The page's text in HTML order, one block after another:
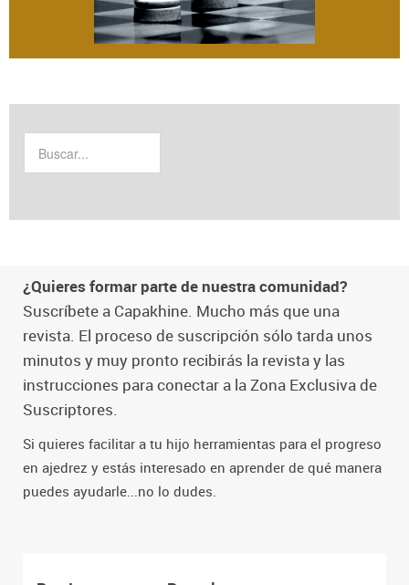
¿Quieres formar parte de nuestra comunidad?
Suscríbete a Capakhine. Mucho más que una
revista. El proceso de suscripción sólo tarda unos
minutos y muy pronto recibirás la revista y las
instrucciones para conectar a la Zona Exclusiva de
Suscriptores.
Si quieres facilitar a tu hijo herramientas para el progreso
en ajedrez y estás interesado en aprender de qué manera
puedes ayudarle...no lo dudes.